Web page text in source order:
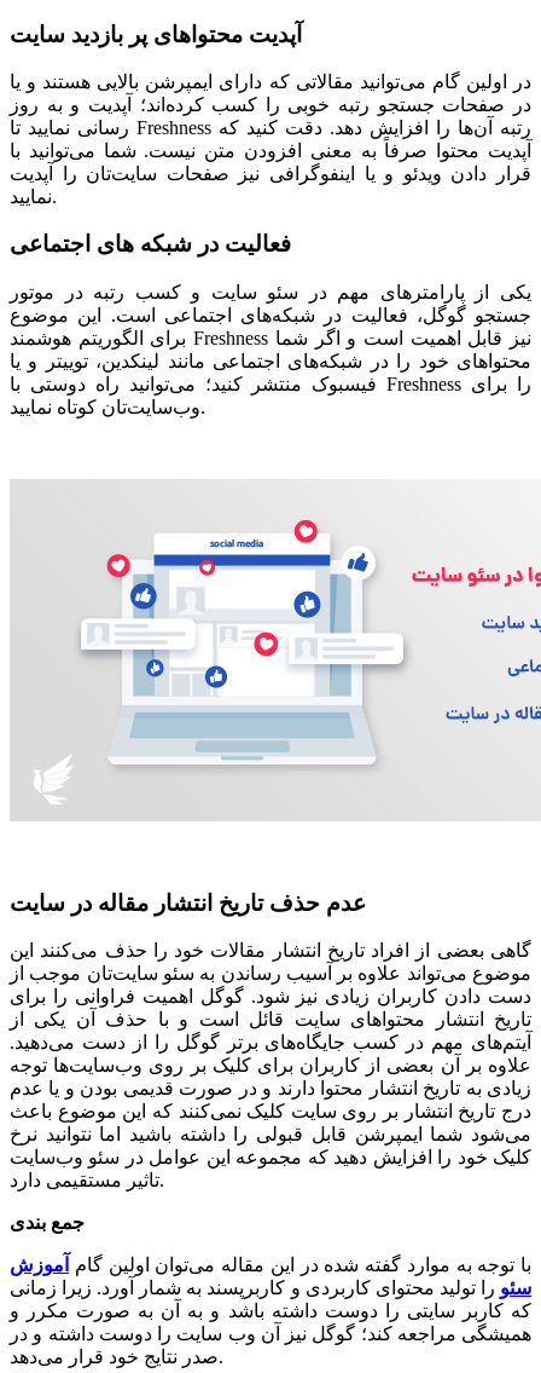
آپدیت محتواهای پر بازدید سایت
در اولین گام می‌توانید مقالاتی که دارای ایمپرشن بالایی هستند و یا
در صفحات جستجو رتبه خوبی را کسب کرده‌اند؛ آپدیت و به روز
رسانی نمایید تا Freshness رتبه آن‌ها را افزایش دهد. دقت کنید که
آپدیت محتوا صرفاً به معنی افزودن متن نیست. شما می‌توانید با
قرار دادن ویدئو و یا اینفوگرافی نیز صفحات سایت‌تان را آپدیت
نمایید.
فعالیت در شبکه های اجتماعی
یکی از پارامترهای مهم در سئو سایت و کسب رتبه در موتور
جستجو گوگل، فعالیت در شبکه‌های اجتماعی است. این موضوع
برای الگوریتم هوشمند Freshness نیز قابل اهمیت است و اگر شما
محتواهای خود را در شبکه‌های اجتماعی مانند لینکدین، توییتر و یا
فیسبوک منتشر کنید؛ می‌توانید راه دوستی با Freshness را برای
وب‌سایت‌تان کوتاه نمایید.
عدم حذف تاریخ انتشار مقاله در سایت
گاهی بعضی از افراد تاریخ انتشار مقالات خود را حذف می‌کنند این
موضوع می‌تواند علاوه بر آسیب رساندن به سئو سایت‌تان موجب از
دست دادن کاربران زیادی نیز شود. گوگل اهمیت فراوانی را برای
تاریخ انتشار محتواهای سایت قائل است و با حذف آن یکی از
آیتم‌های مهم در کسب جایگاه‌های برتر گوگل را از دست می‌دهید.
علاوه بر آن بعضی از کاربران برای کلیک بر روی وب‌سایت‌ها توجه
زیادی به تاریخ انتشار محتوا دارند و در صورت قدیمی بودن و یا عدم
درج تاریخ انتشار بر روی سایت کلیک نمی‌کنند که این موضوع باعث
می‌شود شما ایمپرشن قابل قبولی را داشته باشید اما نتوانید نرخ
کلیک خود را افزایش دهید که مجموعه این عوامل در سئو وب‌سایت
تاثیر مستقیمی دارد.
جمع بندی
با توجه به موارد گفته شده در این مقاله می‌توان اولین گام
آموزش
سئو را تولید محتوای کاربردی و کاربرپسند به شمار آورد. زیرا زمانی
که کاربر سایتی را دوست داشته باشد و به آن به صورت مکرر و
همیشگی مراجعه کند؛ گوگل نیز آن وب سایت را دوست داشته و در
صدر نتایج خود قرار می‌دهد.